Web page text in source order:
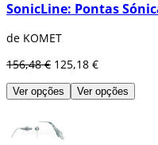
SonicLine: Pontas
de KOMET
156,48 € 125,18 €
Ver opções Ver opções